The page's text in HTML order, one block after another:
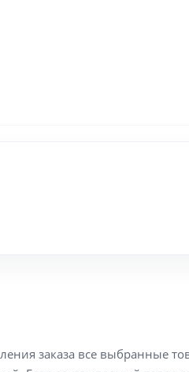
заказа все выбранные